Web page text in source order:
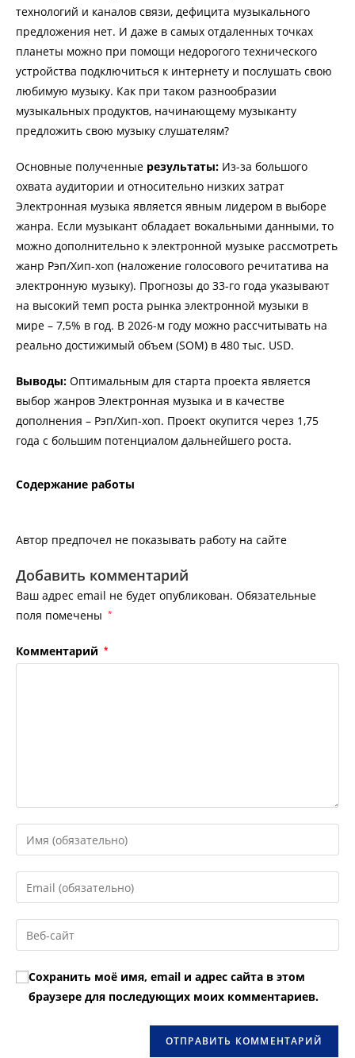
технологий и каналов связи, дефицита музыкального
предложения нет. И даже в самых отдаленных точках
планеты можно при помощи недорогого технического
устройства подключиться к интернету и послушать свою
любимую музыку. Как при таком разнообразии
музыкальных продуктов, начинающему музыканту
предложить свою музыку слушателям?
Основные полученные результаты: Из-за большого
охвата аудитории и относительно низких затрат
Электронная музыка является явным лидером в выборе
жанра. Если музыкант обладает вокальными данными, то
можно дополнительно к электронной музыке рассмотреть
жанр Рэп/Хип-хоп (наложение голосового речитатива на
электронную музыку). Прогнозы до 33-го года указывают
на высокий темп роста рынка электронной музыки в
мире – 7,5% в год. В 2026-м году можно рассчитывать на
реально достижимый объем (SOM) в 480 тыс. USD.
Выводы: Оптимальным для старта проекта является
выбор жанров Электронная музыка и в качестве
дополнения – Рэп/Хип-хоп. Проект окупится через 1,75
года c большим потенциалом дальнейшего роста.
Содержание работы
Автор предпочел не показывать работу на сайте
Добавить комментарий
Ваш адрес email не будет опубликован. Обязательные
поля помечены *
Комментарий *
Введите
свое
имя
или
пользователя,
чтобы
прокомментировать
Введите
свой
email-
адрес,
прокомментировать
Введите
URL
вашего
веб-
сайта
Сохранить моё имя, email и адрес сайта в этом
браузере для последующих моих комментариев.